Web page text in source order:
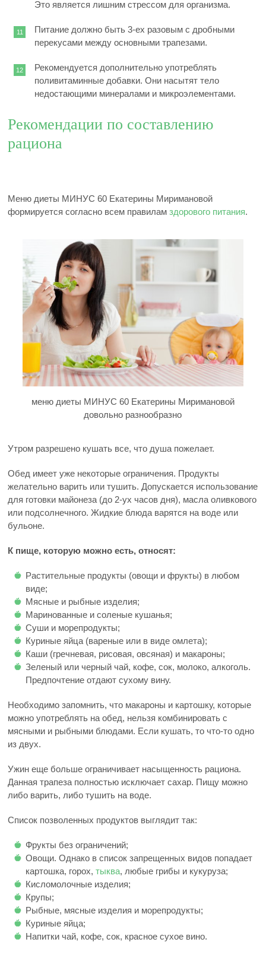
Это является лишним стрессом для организма.
Питание должно быть 3-ех разовым с дробными
перекусами между основными трапезами.
Рекомендуется дополнительно употреблять
поливитаминные добавки. Они насытят тело
недостающими минералами и микроэлементами.
Рекомендации по составлению
рациона
Меню диеты МИНУС 60 Екатерины Миримановой
формируется согласно всем правиламздорового питания.
меню диеты МИНУС 60 Екатерины Миримановой
довольно разнообразно
Утром разрешено кушать все, что душа пожелает.
Обед имеет уже некоторые ограничения. Продукты
желательно варить или тушить. Допускается использование
для готовки майонеза (до 2-ух часов дня), масла оливкового
или подсолнечного. Жидкие блюда варятся на воде или
бульоне.
К пище, которую можно есть, относят:
Растительные продукты (овощи и фрукты) в любом
виде;
Мясные и рыбные изделия;
Маринованные и соленые кушанья;
Суши и морепродукты;
Куриные яйца (вареные или в виде омлета);
Каши (гречневая, рисовая, овсяная) и макароны;
Зеленый или черный чай, кофе, сок, молоко, алкоголь.
Предпочтение отдают сухому вину.
Необходимо запомнить, что макароны и картошку, которые
можно употреблять на обед, нельзя комбинировать с
мясными и рыбными блюдами. Если кушать, то что-то одно
из двух.
Ужин еще больше ограничивает насыщенность рациона.
Данная трапеза полностью исключает сахар. Пищу можно
либо варить, либо тушить на воде.
Список позволенных продуктов выглядит так:
Фрукты без ограничений;
Овощи. Однако в список запрещенных видов попадает
картошка, горох,тыква, любые грибы и кукуруза;
Кисломолочные изделия;
Крупы;
Рыбные, мясные изделия и морепродукты;
Куриные яйца;
Напитки чай, кофе, сок, красное сухое вино.